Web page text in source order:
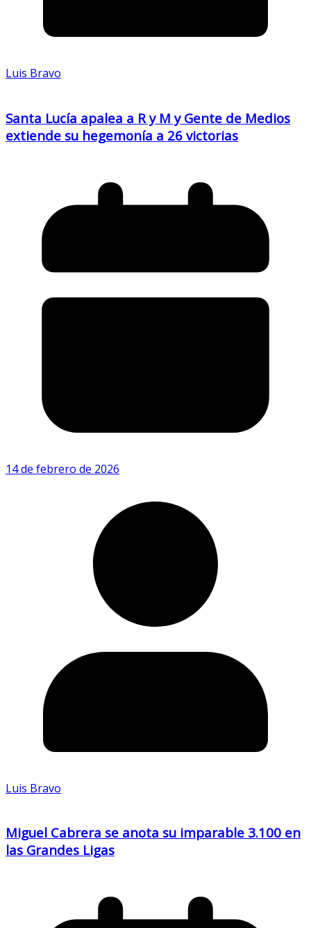
Luis Bravo
Santa Lucía apalea a R y M y Gente de Medios
extiende su hegemonía a 26 victorias
14 de febrero de 2026
Luis Bravo
Miguel Cabrera se anota su imparable 3.100 en
las Grandes Ligas